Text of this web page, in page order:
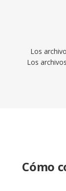
Los
Los
Cómo